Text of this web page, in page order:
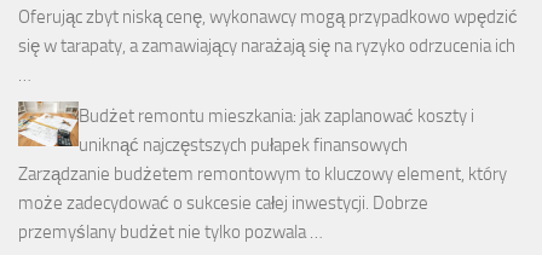
Oferując zbyt niską cenę, wykonawcy mogą przypadkowo wpędzić
się w tarapaty, a zamawiający narażają się na ryzyko odrzucenia ich
…
Budżet remontu mieszkania: jak zaplanować koszty i
uniknąć najczęstszych pułapek finansowych
Zarządzanie budżetem remontowym to kluczowy element, który
może zadecydować o sukcesie całej inwestycji. Dobrze
przemyślany budżet nie tylko pozwala …